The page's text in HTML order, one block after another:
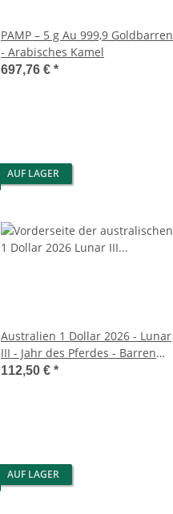
PAMP – 5 g Au 999,9 Goldbarren
- Arabisches Kamel
697,76 € *
AUF LAGER
Australien 1 Dollar 2026 - Lunar
III - Jahr des Pferdes - Barren
coloriert in Coincard
112,50 € *
AUF LAGER